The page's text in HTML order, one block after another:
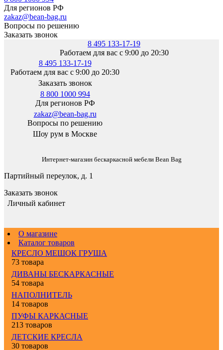
Для регионов РФ
zakaz@bean-bag.ru
Вопросы по решению
Заказать звонок
8 495 133-17-19
Работаем для вас с 9:00 до 20:30
8 495 133-17-19
Работаем для вас с 9:00 до 20:30
Заказать звонок
8 800 1000 994
Для регионов РФ
zakaz@bean-bag.ru
Вопросы по решению
Шоу рум в Москве
Интернет-магазин бескаркасной мебели Bean Bag
Партийный переулок, д. 1
Заказать звонок
Личный кабинет
О магазине
Каталог товаров
КРЕСЛО МЕШОК ГРУША
73 товара
ДИВАНЫ БЕСКАРКАСНЫЕ
54 товара
НАПОЛНИТЕЛЬ
14 товаров
ПУФЫ КАРКАСНЫЕ
213 товаров
ДЕТСКИЕ КРЕСЛА
30 товаров